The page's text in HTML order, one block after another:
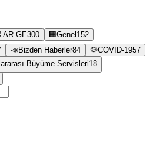
AR-GE300 🏢 Genel 152
📣Bizden Haberler84 🦠COVID-1957
Büyüme Servisleri18